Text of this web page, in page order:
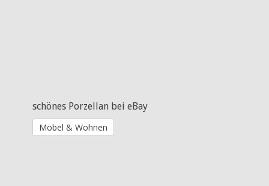
schönes Porzellan bei eBay
Möbel & Wohnen